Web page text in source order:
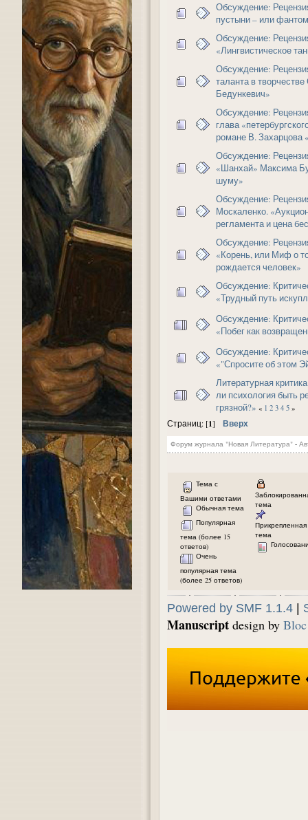
Обсуждение:
пустыни – или
Обсуждение:
«Лингвистическое
Обсуждение:
таланта в
Бедункевич»
Обсуждение:
глава
романе В. Захарцова
Обсуждение:
«Шанхай» Максима
шуму»
Обсуждение:
Москаленко.
регламента и цена
Обсуждение:
«Корень, или Миф о
рождается человек»
Обсуждение:
«Трудный путь
Обсуждение:
«Побег как
Обсуждение:
«"Спросите об этом
Литературная
ли психология быть
грязной?» « 1 2 3 4 5 »
Страниц: [1] Вверх
Форум журнала "Новая Литература"-
Тема с
Вашими ответами
Обычная тема
Популярная
тема (более 15
ответов)
Очень
популярная тема
(более 25 ответов)
тема
Прикрепленная
тема
Powered by SMF 1.1.4 |
Manuscript design by Bloc